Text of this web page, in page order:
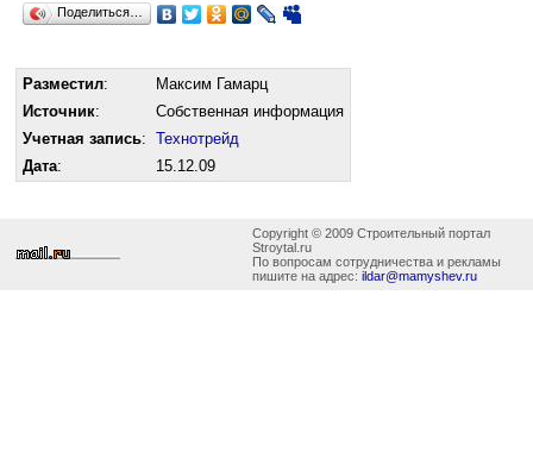
Поделиться…
Разместил:
Максим Гамарц
Источник:
Собственная информация
Учетная запись: Технотрейд
Дата: 15.12.09
Copyright © 2009 Строительный портал
Stroytal.ru
По вопросам сотрудничества и рекламы
пишите на адрес: ildar@mamyshev.ru